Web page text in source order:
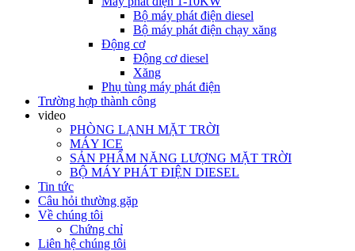
Bộ máy phát điện diesel
Bộ máy phát điện chạy xăng
Động cơ
Động cơ diesel
Xăng
Phụ tùng máy phát điện
Trường hợp thành công
video
PHÒNG LẠNH MẶT TRỜI
MÁY ICE
SẢN PHẨM NĂNG LƯỢNG MẶT TRỜI
BỘ MÁY PHÁT ĐIỆN DIESEL
Tin tức
Câu hỏi thường gặp
Về chúng tôi
Chứng chỉ
Liên hệ chúng tôi